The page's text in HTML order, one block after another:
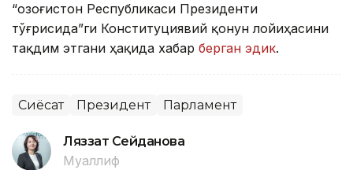
“Қозоғистон Республикаси Президенти
тўғрисида”ги Конституциявий қонун лойиҳасини
тақдим этгани ҳақида хабар берган эдик.
Сиёсат Президент Парламент
Ляззат Сейданова
Муаллиф